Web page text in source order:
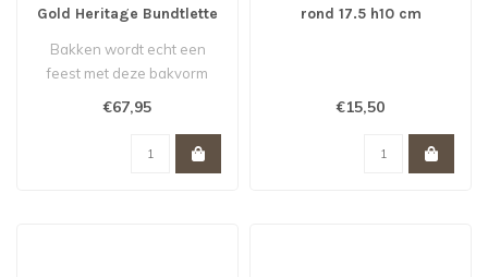
Gold Heritage Bundtlette
Bakken wordt echt een
feest met deze bakvorm
€67,95
rond 17.5 h10 cm
€15,50